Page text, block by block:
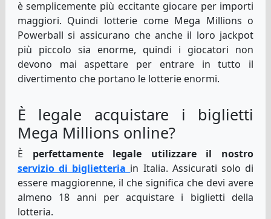
è semplicemente più eccitante giocare per importi
maggiori. Quindi lotterie come Mega Millions o
Powerball si assicurano che anche il loro jackpot
più piccolo sia enorme, quindi i giocatori non
devono mai aspettare per entrare in tutto il
divertimento che portano le lotterie enormi.
È legale acquistare i biglietti
Mega Millions online?
È perfettamente legale utilizzare il nostro
servizio di biglietteria in Italia. Assicurati solo di
essere maggiorenne, il che significa che devi avere
almeno 18 anni per acquistare i biglietti della
lotteria.